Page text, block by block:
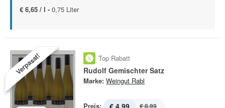
€ 6,65 / l - 0,75 Liter
Verpasst! Top Rabatt
Rudolf Gemischter Satz
Marke: Weingut Rabl
Preis: € 4,99 € 8,99